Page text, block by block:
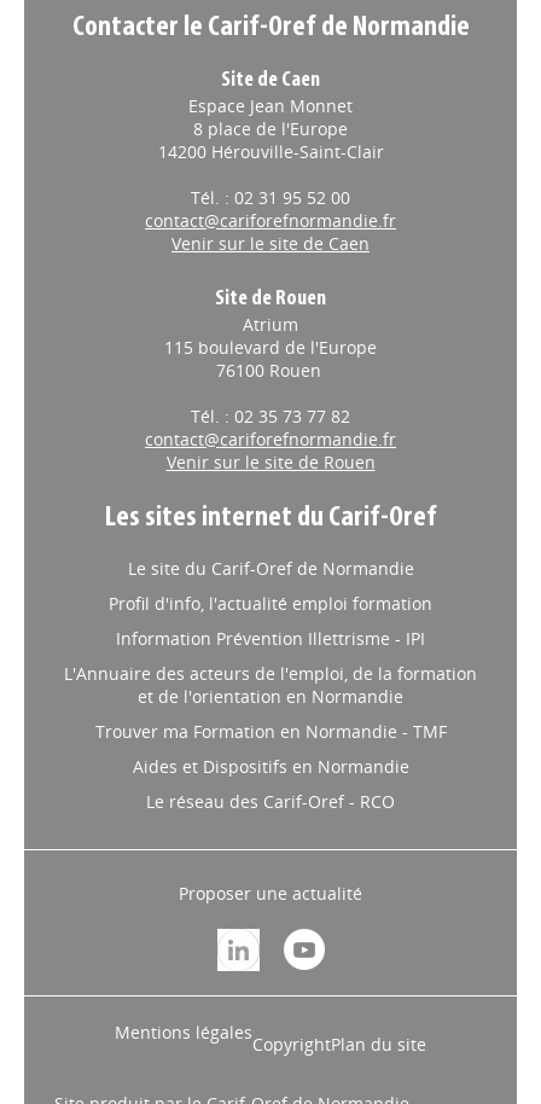
Contacter le Carif-Oref de Normandie
Site de Caen
Espace Jean Monnet
8 place de l'Europe
14200 Hérouville-Saint-Clair
Tél. : 02 31 95 52 00
contact@cariforefnormandie.fr
Venir sur le site de Caen
Site de Rouen
Atrium
115 boulevard de l'Europe
76100 Rouen
Tél. : 02 35 73 77 82
contact@cariforefnormandie.fr
Venir sur le site de Rouen
Les sites internet du Carif-Oref
Le site du Carif-Oref de Normandie
Profil d'info, l'actualité emploi formation
Information Prévention Illettrisme - IPI
L'Annuaire des acteurs de l'emploi, de la formation
et de l'orientation en Normandie
Trouver ma Formation en Normandie - TMF
Aides et Dispositifs en Normandie
Le réseau des Carif-Oref - RCO
Proposer une actualité
Mentions légales
CopyrightPlan du site